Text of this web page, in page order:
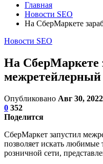
Главная
Новости SEO
На СберМаркете
Новости SEO
На СберМаркете
межретейлерный
Опубликовано Авг 30, 2022
0 352
Поделится
СберМаркет запустил
позволяет искать
розничной сети,